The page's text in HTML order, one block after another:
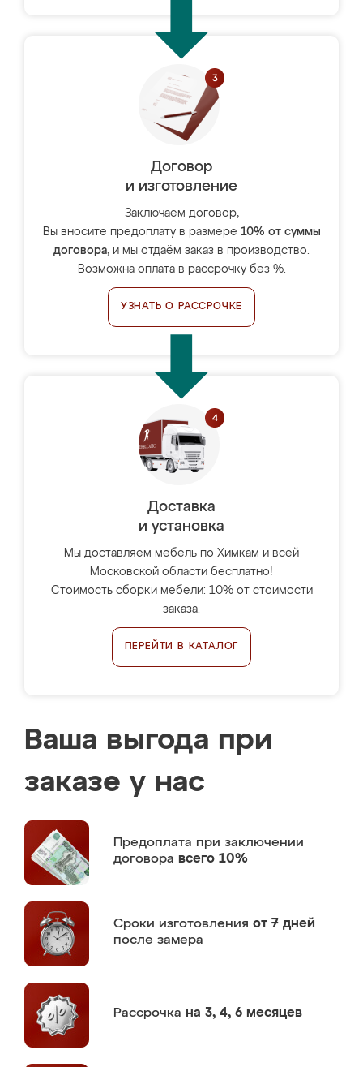
Договор
и изготовление
Заключаем договор,
Вы вносите предоплату в размере 10% от суммы
договора, и мы отдаём заказ в производство.
Возможна оплата в рассрочку без %.
УЗНАТЬ О РАССРОЧКЕ
Доставка
и установка
Мы доставляем мебель по Химкам и всей
Московской области бесплатно!
Стоимость сборки мебели: 10% от стоимости
заказа.
ПЕРЕЙТИ В КАТАЛОГ
Ваша выгода при
заказе у нас
Предоплата при заключении
договора всего 10%
Сроки изготовления от 7 дней
после замера
Рассрочка на 3, 4, 6 месяцев